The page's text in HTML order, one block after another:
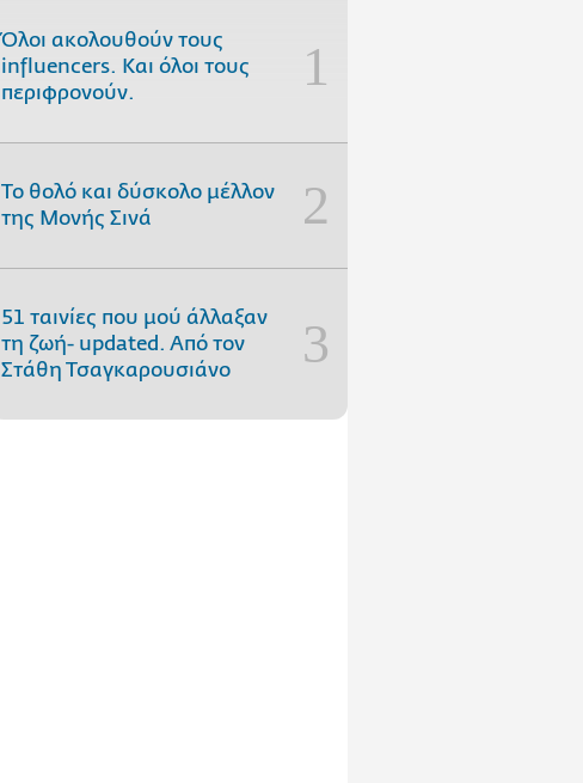
Όλοι ακολουθούν τους
influencers. Και όλοι τους
περιφρονούν.
Το θολό και δύσκολο μέλλον
της Μονής Σινά
51 ταινίες που μού άλλαξαν
τη ζωή- updated. Aπό τον
Στάθη Τσαγκαρουσιάνο